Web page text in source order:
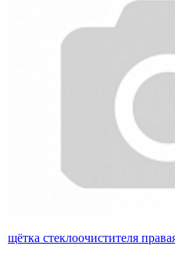
щётка стеклоочистителя